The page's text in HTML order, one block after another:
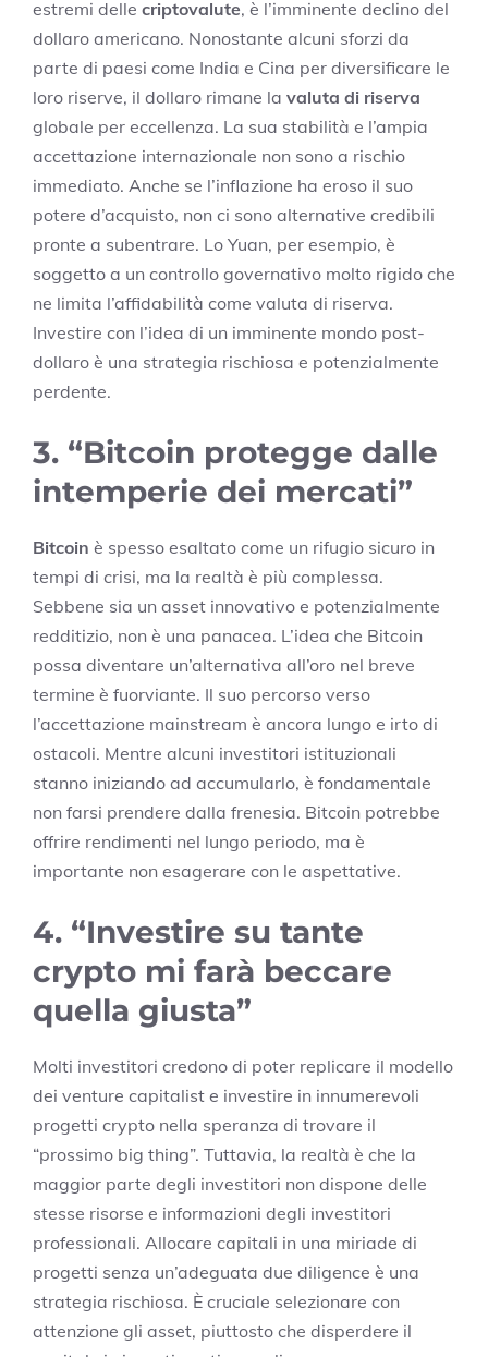
estremi delle criptovalute, è l’imminente declino del
dollaro americano. Nonostante alcuni sforzi da
parte di paesi come India e Cina per diversificare le
loro riserve, il dollaro rimane la valuta di riserva
globale per eccellenza. La sua stabilità e l’ampia
accettazione internazionale non sono a rischio
immediato. Anche se l’inflazione ha eroso il suo
potere d’acquisto, non ci sono alternative credibili
pronte a subentrare. Lo Yuan, per esempio, è
soggetto a un controllo governativo molto rigido che
ne limita l’affidabilità come valuta di riserva.
Investire con l’idea di un imminente mondo post-
dollaro è una strategia rischiosa e potenzialmente
perdente.
3. “Bitcoin protegge dalle
intemperie dei mercati”
Bitcoin è spesso esaltato come un rifugio sicuro in
tempi di crisi, ma la realtà è più complessa.
Sebbene sia un asset innovativo e potenzialmente
redditizio, non è una panacea. L’idea che Bitcoin
possa diventare un’alternativa all’oro nel breve
termine è fuorviante. Il suo percorso verso
l’accettazione mainstream è ancora lungo e irto di
ostacoli. Mentre alcuni investitori istituzionali
stanno iniziando ad accumularlo, è fondamentale
non farsi prendere dalla frenesia. Bitcoin potrebbe
offrire rendimenti nel lungo periodo, ma è
importante non esagerare con le aspettative.
4. “Investire su tante
crypto mi farà beccare
quella giusta”
Molti investitori credono di poter replicare il modello
dei venture capitalist e investire in innumerevoli
progetti crypto nella speranza di trovare il
“prossimo big thing”. Tuttavia, la realtà è che la
maggior parte degli investitori non dispone delle
stesse risorse e informazioni degli investitori
professionali. Allocare capitali in una miriade di
progetti senza un’adeguata due diligence è una
strategia rischiosa. È cruciale selezionare con
attenzione gli asset, piuttosto che disperdere il